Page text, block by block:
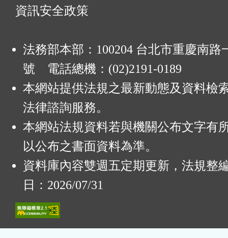
資訊安全政策
法務部本部：100204 台北市重慶南路
號 電話總機：(02)2191-0189
本網站提供法規之最新動態及資料檢
法律諮詢服務。
本網站法規資料若與機關公布文字有
以公布之書面資料為準。
資料庫內容雙週五定期更新，法規整
日：2026/07/31